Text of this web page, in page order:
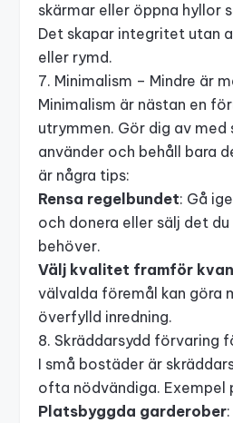
skärmar eller öppna hyllor
Det skapar integritet utan
eller rymd.
7. Minimalism – Mindre är
Minimalism är nästan en
utrymmen. Gör dig av med
använder och behåll bara
är några tips:
Rensa regelbundet: Gå
och donera eller sälj det
behöver.
Välj kvalitet framför
välvalda föremål kan göra
överfylld inredning.
8. Skräddarsydd förvaring
I små bostäder är
ofta nödvändiga. Exempel
Platsbyggda garderober